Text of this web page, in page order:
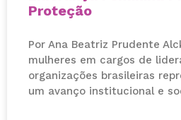
Proteção
Por Ana Beatriz Prudente
mulheres em cargos de
organizações brasileiras
um avanço institucional e